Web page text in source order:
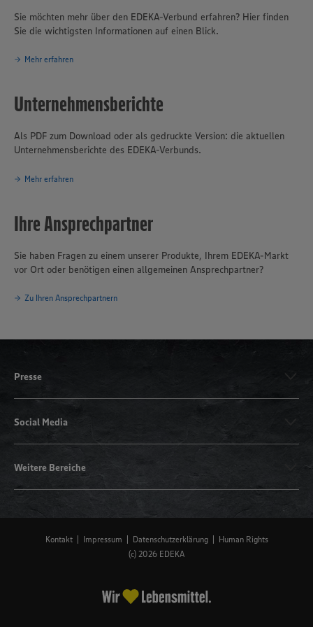
Sie möchten mehr über den EDEKA-Verbund erfahren? Hier finden
Sie die wichtigsten Informationen auf einen Blick.
Mehr erfahren
Unternehmensberichte
Als PDF zum Download oder als gedruckte Version: die aktuellen
Unternehmensberichte des EDEKA-Verbunds.
Mehr erfahren
Ihre Ansprechpartner
Sie haben Fragen zu einem unserer Produkte, Ihrem EDEKA-Markt
vor Ort oder benötigen einen allgemeinen Ansprechpartner?
Zu Ihren Ansprechpartnern
Presse
Social Media
Weitere Bereiche
Kontakt Impressum Datenschutzerklärung
Human Rights
(c) 2026 EDEKA